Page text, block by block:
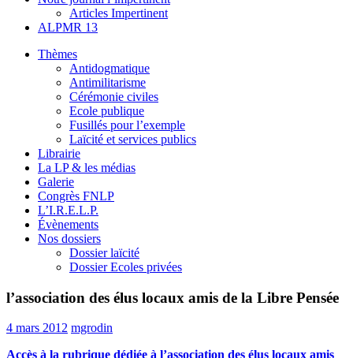
Articles Impertinent
ALPMR 13
Thèmes
Antidogmatique
Antimilitarisme
Cérémonie civiles
Ecole publique
Fusillés pour l’exemple
Laïcité et services publics
Librairie
La LP & les médias
Galerie
Congrès FNLP
L’I.R.E.L.P.
Évènements
Nos dossiers
Dossier laïcité
Dossier Ecoles privées
l’association des élus locaux amis de la Libre Pensée
4 mars 2012 mgrodin
Accès à la rubrique dédiée à l’association des élus locaux amis